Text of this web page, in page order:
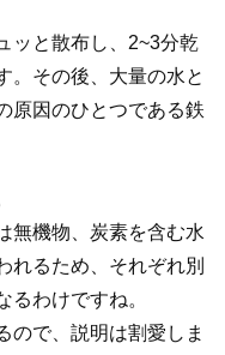
ッと散布し、2~3分乾
。その後、大量の水と
原因のひとつである鉄
無機物、炭素を含む水
れるため、それぞれ別
わけですね。
ので、説明は割愛しま